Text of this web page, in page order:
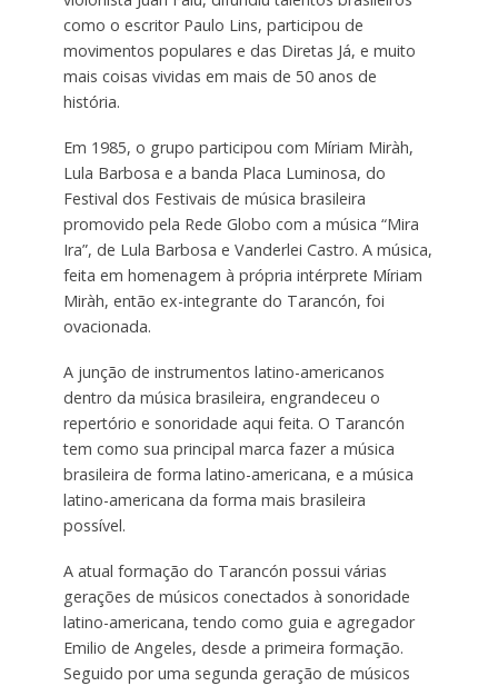
como o escritor Paulo Lins, participou de
movimentos populares e das Diretas Já, e muito
mais coisas vividas em mais de 50 anos de
história.
Em 1985, o grupo participou com Míriam Miràh,
Lula Barbosa e a banda Placa Luminosa, do
Festival dos Festivais de música brasileira
promovido pela Rede Globo com a música “Mira
Ira”, de Lula Barbosa e Vanderlei Castro. A música,
feita em homenagem à própria intérprete Míriam
Miràh, então ex-integrante do Tarancón, foi
ovacionada.
A junção de instrumentos latino-americanos
dentro da música brasileira, engrandeceu o
repertório e sonoridade aqui feita. O Tarancón
tem como sua principal marca fazer a música
brasileira de forma latino-americana, e a música
latino-americana da forma mais brasileira
possível.
A atual formação do Tarancón possui várias
gerações de músicos conectados à sonoridade
latino-americana, tendo como guia e agregador
Emilio de Angeles, desde a primeira formação.
Seguido por uma segunda geração de músicos